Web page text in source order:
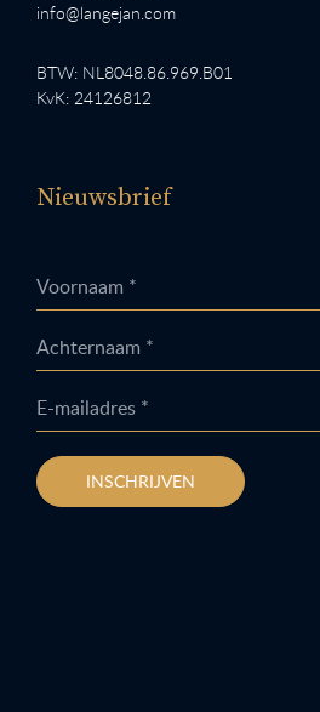
info@langejan.com
BTW: NL8048.86.969.B01
KvK: 24126812
Nieuwsbrief
Voornaam *
Achternaam *
E-mailadres *
INSCHRIJVEN